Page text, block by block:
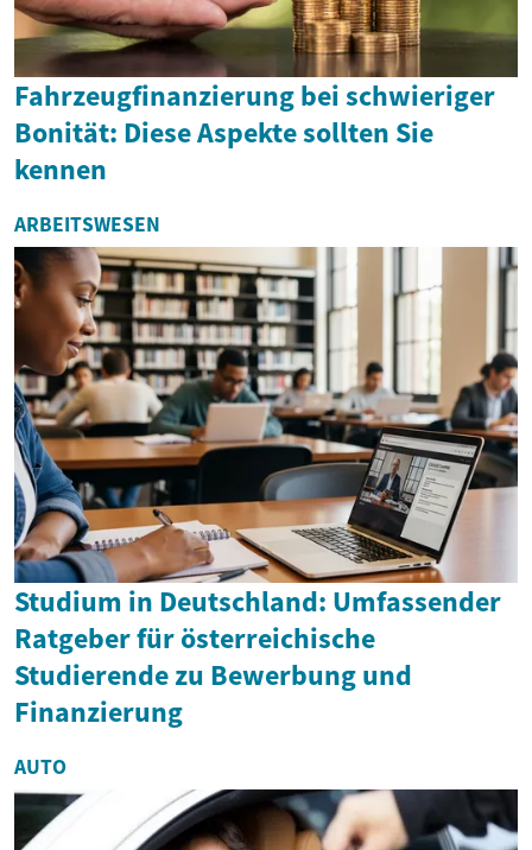
Fahrzeugfinanzierung bei schwieriger
Bonität: Diese Aspekte sollten Sie
kennen
ARBEITSWESEN
Studium in Deutschland: Umfassender
Ratgeber für österreichische
Studierende zu Bewerbung und
Finanzierung
AUTO